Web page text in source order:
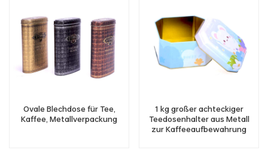
Ovale Blechdose für Tee,
Kaffee, Metallverpackung
1 kg großer achteckiger
Teedosenhalter aus Metall
zur Kaffeeaufbewahrung